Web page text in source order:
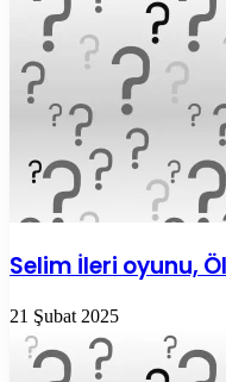
Selim İleri oyunu,
21 Şubat 2025